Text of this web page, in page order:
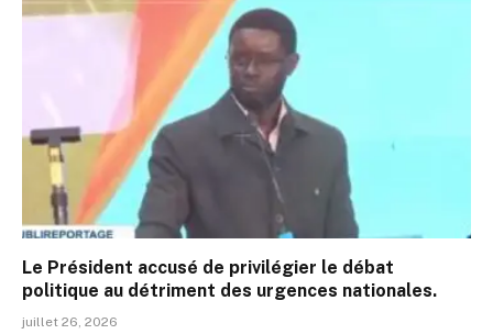
Le Président accusé de privilégier le débat
politique au détriment des urgences nationales.
juillet 26, 2026